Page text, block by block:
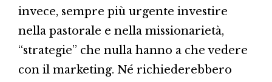
invece, sempre più urgente investire
nella pastorale e nella missionarietà,
“strategie” che nulla hanno a che vedere
con il marketing. Né richiederebbero